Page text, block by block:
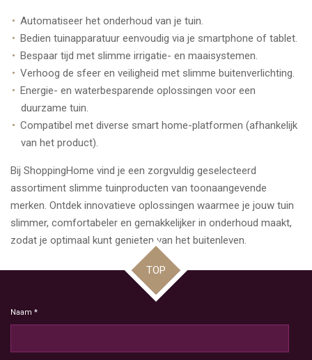
Automatiseer het onderhoud van je tuin.
Bedien tuinapparatuur eenvoudig via je smartphone of tablet.
Bespaar tijd met slimme irrigatie- en maaisystemen.
Verhoog de sfeer en veiligheid met slimme buitenverlichting.
Energie- en waterbesparende oplossingen voor een
duurzame tuin.
Compatibel met diverse smart home-platformen (afhankelijk
van het product).
Bij ShoppingHome vind je een zorgvuldig geselecteerd
assortiment slimme tuinproducten van toonaangevende
merken. Ontdek innovatieve oplossingen waarmee je jouw tuin
slimmer, comfortabeler en gemakkelijker in onderhoud maakt,
zodat je optimaal kunt genieten van het buitenleven.
TOP
Naam *